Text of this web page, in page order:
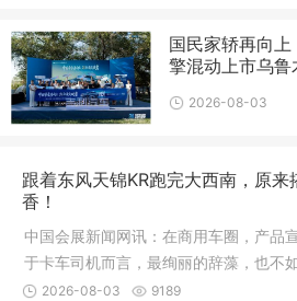
国民家轿再向
擎混动上市乌鲁
2026-08-03
跟着东风天锦KR跑完大西南，原来
香！
中国会展新闻网讯：在商用车圈，产品
于卡车司机而言，最绚丽的辞藻，也不
在收益
2026-08-03 9189